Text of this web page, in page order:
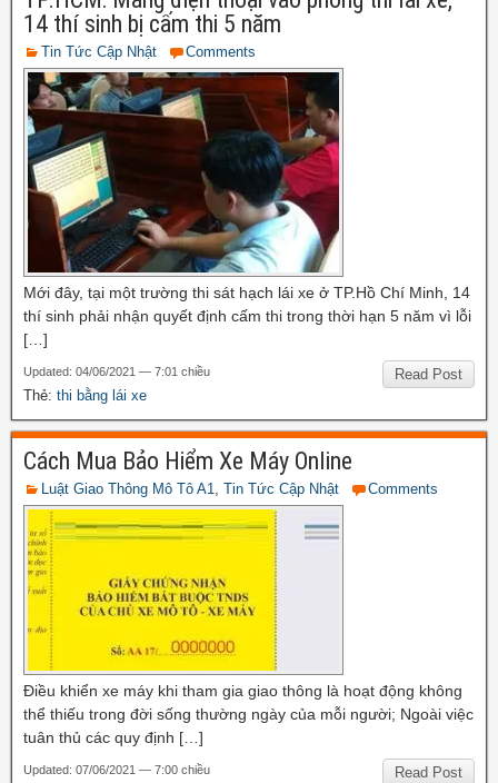
14 thí sinh bị cấm thi 5 năm
Tin Tức Cập Nhật Comments
Mới đây, tại một trường thi sát hạch lái xe ở TP.Hồ Chí Minh, 14
thí sinh phải nhận quyết định cấm thi trong thời hạn 5 năm vì lỗi
[…]
Read Post
Updated: 04/06/2021 — 7:01 chiều
Thẻ: thi bằng lái xe
Cách Mua Bảo Hiểm Xe Máy Online
Luật Giao Thông Mô Tô A1 Tin Tức Cập Nhật Comments
Điều khiển xe máy khi tham gia giao thông là hoạt động không
thể thiếu trong đời sống thường ngày của mỗi người; Ngoài việc
tuân thủ các quy định […]
Read Post
Updated: 07/06/2021 — 7:00 chiều